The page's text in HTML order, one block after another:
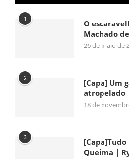
1
O
Machado
26 de maio de
2
[Capa] Um
atropelado
18 de
3
Queima |